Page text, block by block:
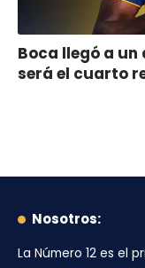
Boca llegó a un
será el cuarto
Nosotros:
La Número 12 es el